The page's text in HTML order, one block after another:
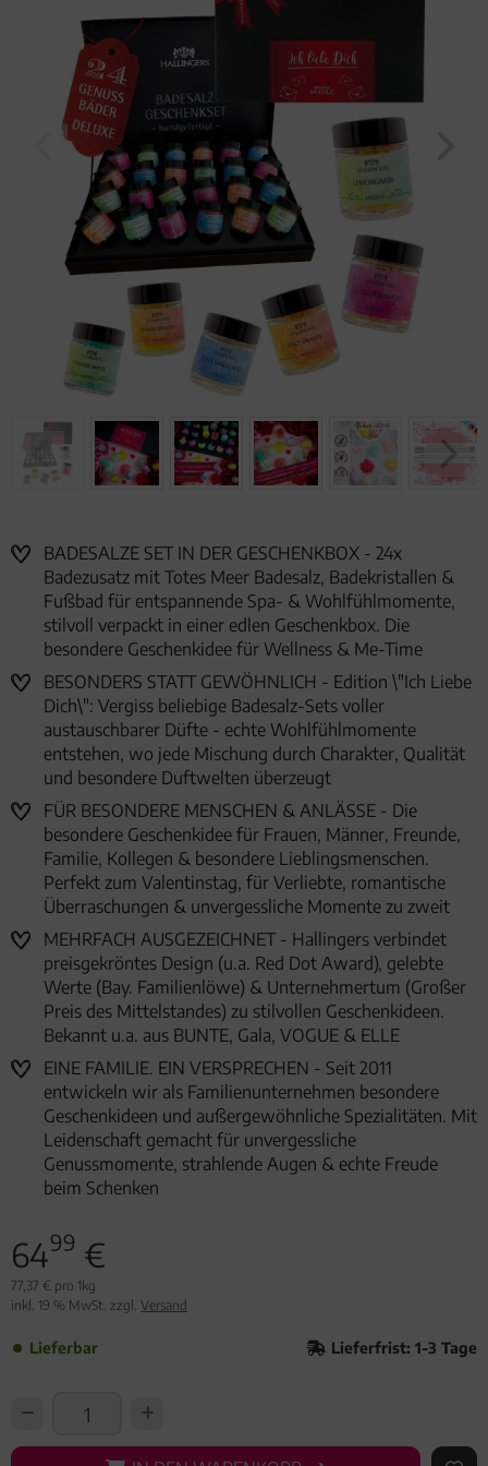
BADESALZE SET IN DER GESCHENKBOX - 24x
Badezusatz mit Totes Meer Badesalz, Badekristallen &
Fußbad für entspannende Spa- & Wohlfühlmomente,
stilvoll verpackt in einer edlen Geschenkbox. Die
besondere Geschenkidee für Wellness & Me-Time
BESONDERS STATT GEWÖHNLICH - Edition \"Ich Liebe
Dich\": Vergiss beliebige Badesalz-Sets voller
austauschbarer Düfte - echte Wohlfühlmomente
entstehen, wo jede Mischung durch Charakter, Qualität
und besondere Duftwelten überzeugt
FÜR BESONDERE MENSCHEN & ANLÄSSE - Die
besondere Geschenkidee für Frauen, Männer, Freunde,
Familie, Kollegen & besondere Lieblingsmenschen.
Perfekt zum Valentinstag, für Verliebte, romantische
Überraschungen & unvergessliche Momente zu zweit
MEHRFACH AUSGEZEICHNET - Hallingers verbindet
preisgekröntes Design (u.a. Red Dot Award), gelebte
Werte (Bay. Familienlöwe) & Unternehmertum (Großer
Preis des Mittelstandes) zu stilvollen Geschenkideen.
Bekannt u.a. aus BUNTE, Gala, VOGUE & ELLE
EINE FAMILIE. EIN VERSPRECHEN - Seit 2011
entwickeln wir als Familienunternehmen besondere
Geschenkideen und außergewöhnliche Spezialitäten. Mit
Leidenschaft gemacht für unvergessliche
Genussmomente, strahlende Augen & echte Freude
beim Schenken
6499 €
77,37 € pro 1kg
inkl. 19 % MwSt. zzgl. Versand
Lieferbar Lieferfrist: 1-3 Tage
Geburtstag